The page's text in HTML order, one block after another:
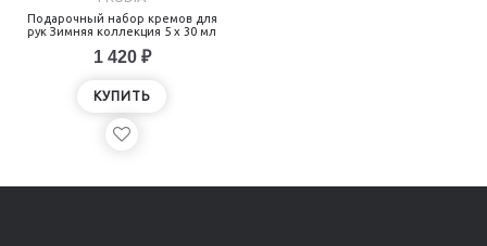
Подарочный набор кремов для
рук Зимняя коллекция 5 х 30 мл
1 420 ₽
КУПИТЬ